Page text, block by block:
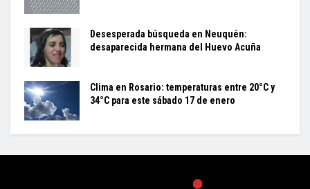
Desesperada búsqueda en Neuquén:
desaparecida hermana del Huevo Acuña
Clima en Rosario: temperaturas entre 20°C y
34°C para este sábado 17 de enero